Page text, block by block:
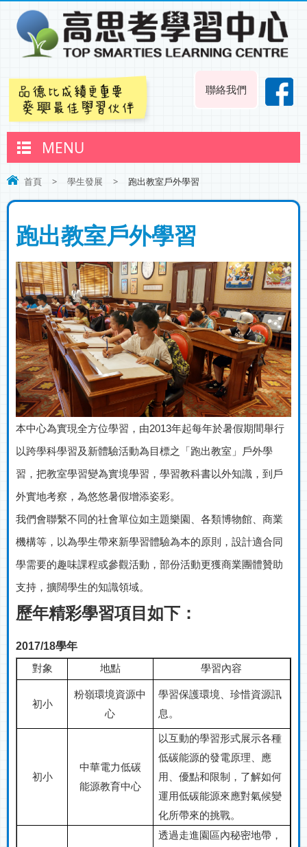
聯絡我們
MENU
首頁 > 學生發展 > 跑出教室戶外學習
跑出教室戶外學習
本中心為實現全方位學習，由2013年起每年於暑假期間舉行
以跨學科學習及新體驗活動為目標之「跑出教室」戶外學
習，把教室學習變為實境學習， 學習教科書以外知識，到戶
外實地考察，為悠悠暑假增添姿彩。
我們會聯繫不同的社會單位如主題樂園、各類博物館、商業
機構等，以為學生帶來新學習體驗為本的原則，設計適合同
學需要的趣味課程或參觀活動，部份活動更獲商業團體贊助
支持，擴闊學生的知識領域。
歷年精彩學習項目如下：
2017/18學年
對象
地點 學習內容
初小
粉嶺環境資源中
心
學習保護環境、珍惜資源訊
息。
初小
中華電力低碳
能源教育中心
以互動的學習形式展示各種
低碳能源的發電原理、應
用、優點和限制，了解如何
運用低碳能源來應對氣候變
化所帶來的挑戰。
透過走進園區內秘密地帶，